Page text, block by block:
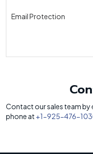
Email Protection
Contact our sales team by
phone at +1-925-476-